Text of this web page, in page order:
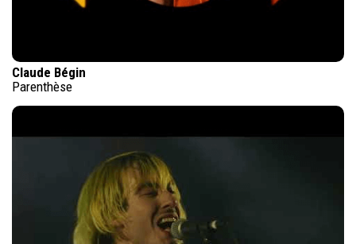
Claude Bégin
Parenthèse